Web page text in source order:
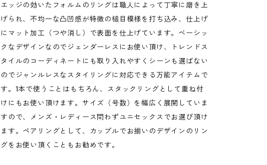
エッジの効いたフォルムのリングは職人によって丁寧に磨き上
げられ、不均一な凸凹感が特徴の槌目模様を打ち込み、仕上げ
にマット加工（つや消し）で表面を仕上げています。ベーシッ
クなデザインなのでジェンダーレスにお使い頂け、トレンドス
タイルのコーディネートにも取り入れやすくシーンも選ばない
のでジャンルレスなスタイリングに対応できる万能アイテムで
す。1本で使うことはもちろん、スタックリングとして重ね付
けにもお使い頂けます。サイズ（号数）を幅広く展開していま
すので、メンズ・レディース問わずユニセックスでお選び頂け
ます。ペアリングとして、カップルでお揃いのデザインのリン
グをお使い頂くこともお勧めです。